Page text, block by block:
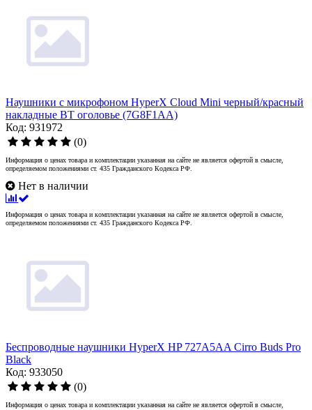
Наушники с микрофоном HyperX Cloud Mini черный/красный
накладные BT оголовье (7G8F1AA)
Код: 931972
(0)
Информация о ценах товара и комплектации указанная на сайте не является офертой в смысле,
определяемом положениями ст. 435 Гражданского Кодекса РФ.
Нет в наличии
Информация о ценах товара и комплектации указанная на сайте не является офертой в смысле,
определяемом положениями ст. 435 Гражданского Кодекса РФ.
Беспроводные наушники HyperX HP 727A5AA Cirro Buds Pro
Black
Код: 933050
(0)
Информация о ценах товара и комплектации указанная на сайте не является офертой в смысле,